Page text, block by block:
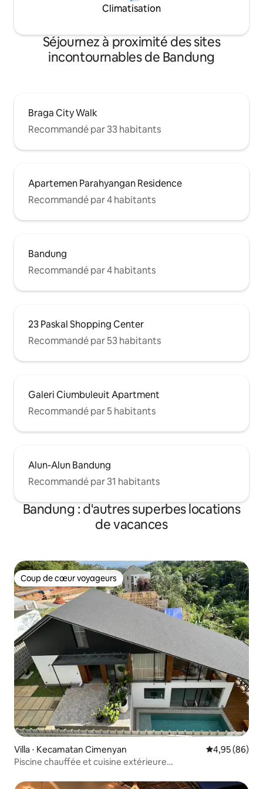
Climatisation
Séjournez à proximité des sites
incontournables de Bandung
Braga City Walk
Recommandé par 33 habitants
Apartemen Parahyangan Residence
Recommandé par 4 habitants
Bandung
Recommandé par 4 habitants
23 Paskal Shopping Center
Recommandé par 53 habitants
Galeri Ciumbuleuit Apartment
Recommandé par 5 habitants
Alun-Alun Bandung
Recommandé par 31 habitants
Bandung : d'autres superbes locations
de vacances
Coup de cœur voyageurs
Coup de cœur voyageurs
Villa ⋅ Kecamatan Cimenyan Évaluation
4,95 (86)
Piscine chauffée et cuisine extérieure